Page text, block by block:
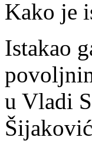
Kako je
Istakao
u Vladi